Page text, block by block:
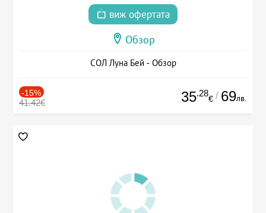
виж офертата
Обзор
СОЛ Луна Бей - Обзор
-15%
41.42€ 35.28
€ / 69лв.